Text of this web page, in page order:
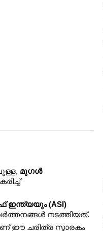
മുഗൾ
ഇന്ത്യയും (ASI)
നടത്തിയത്.
ഈ ചരിത്ര സ്മാരകം